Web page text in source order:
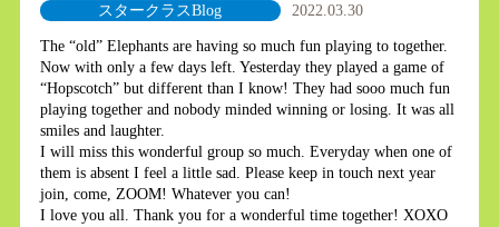
スタークラスBlog 2022.03.30
The “old” Elephants are having so much fun playing to together.
Now with only a few days left. Yesterday they played a game of
“Hopscotch” but different than I know! They had sooo much fun
playing together and nobody minded winning or losing. It was all
smiles and laughter.
I will miss this wonderful group so much. Everyday when one of
them is absent I feel a little sad. Please keep in touch next year
join, come, ZOOM! Whatever you can!
I love you all. Thank you for a wonderful time together! XOXO